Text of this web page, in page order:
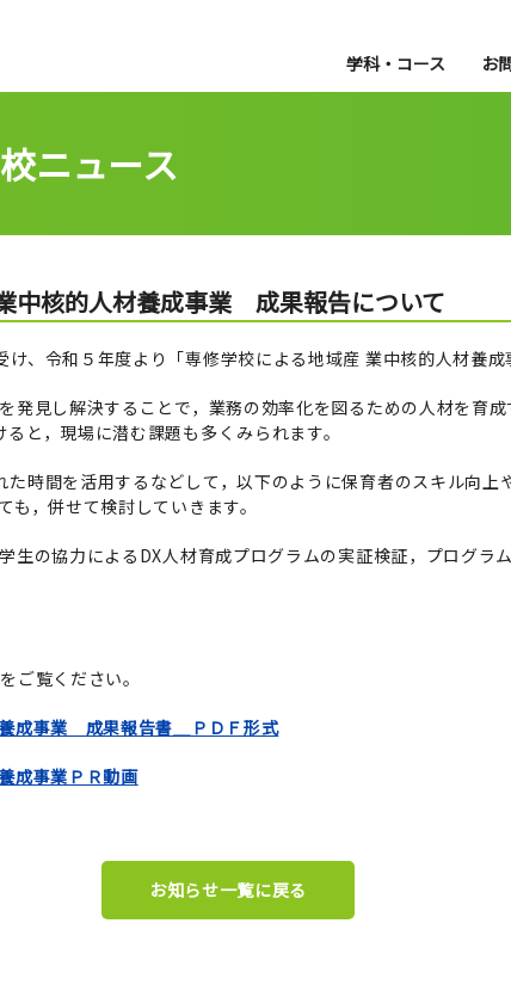
学科・コース お
ニュース
中核的人材養成事業 成果報告について
、令和５年度より「専修学校による地域産 業中核的人材養成
発見し解決することで，業務の効率化を図るための人材を育
と，現場に潜む課題も多くみられます。
時間を活用するなどして，以下のように保育者のスキル向上
，併せて検討していきます。
生の協力によるDX人材育成プログラムの実証検証，プログラ
ご覧ください。
成事業 成果報告書＿ＰＤＦ形式
成事業ＰＲ動画
お知らせ一覧に戻る